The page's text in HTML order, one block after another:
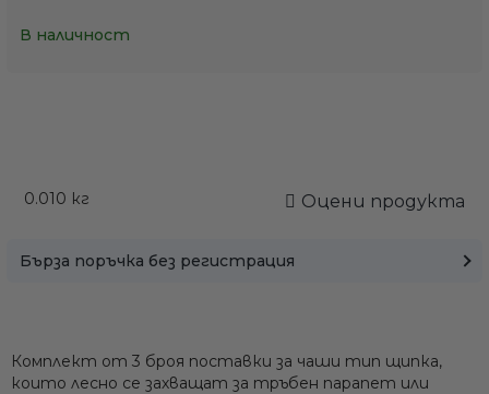
В наличност
0.010 кг Оцени продукта
Бърза поръчка без регистрация
Комплект от 3 броя поставки за чаши тип щипка,
които лесно се захващат за тръбен парапет или